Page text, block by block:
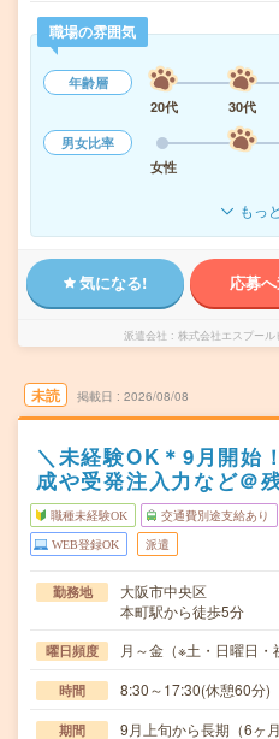
職場の雰囲気
年齢層
20代
30代
男女比率
女性
もっ
気になる! 応募
派遣会社 株式会社エスプー
未読 掲載日 2026/08/08
＼未経験OK＊9月開始
成や受発注入力など＠
職種未経験OK 交通費別途支給あり
WEB登録OK 派遣
勤務地
大阪市中央区
本町駅から徒歩5分
曜日頻度 月～金（※土・日曜日・
時間 8:30～17:30(休憩60分)
期間 9月上旬から長期（6ヶ